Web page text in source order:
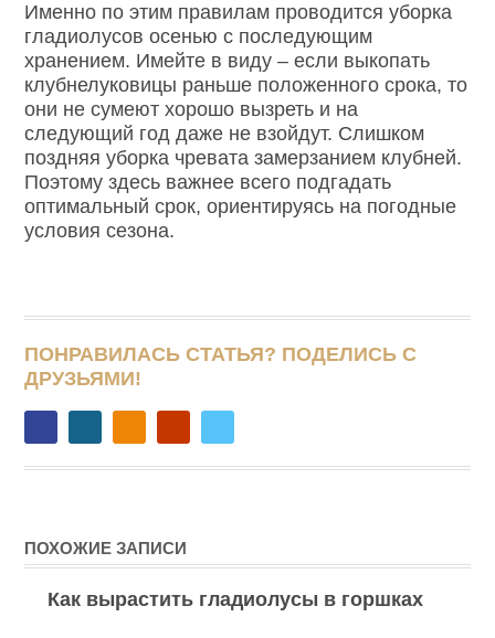
Именно по этим правилам проводится уборка
гладиолусов осенью с последующим
хранением. Имейте в виду – если выкопать
клубнелуковицы раньше положенного срока, то
они не сумеют хорошо вызреть и на
следующий год даже не взойдут. Слишком
поздняя уборка чревата замерзанием клубней.
Поэтому здесь важнее всего подгадать
оптимальный срок, ориентируясь на погодные
условия сезона.
ПОНРАВИЛАСЬ СТАТЬЯ? ПОДЕЛИСЬ С
ДРУЗЬЯМИ!
ПОХОЖИЕ ЗАПИСИ
Как вырастить гладиолусы в горшках